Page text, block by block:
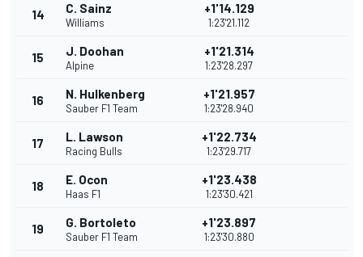
14 C. Sainz
Williams
+1'14.129
1:23'21.112
15 J. Doohan
Alpine
+1'21.314
1:23'28.297
16 N. Hulkenberg
Sauber F1 Team
+1'21.957
1:23'28.940
17 L. Lawson
Racing Bulls
+1'22.734
1:23'29.717
18 E. Ocon
Haas F1
+1'23.438
1:23'30.421
19 G. Bortoleto
Sauber F1 Team
+1'23.897
1:23'30.880